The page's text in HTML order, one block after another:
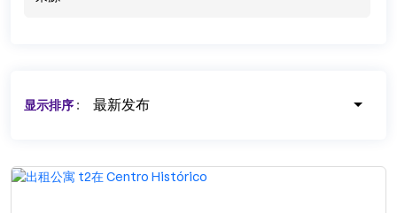
显示排序 : 最新发布